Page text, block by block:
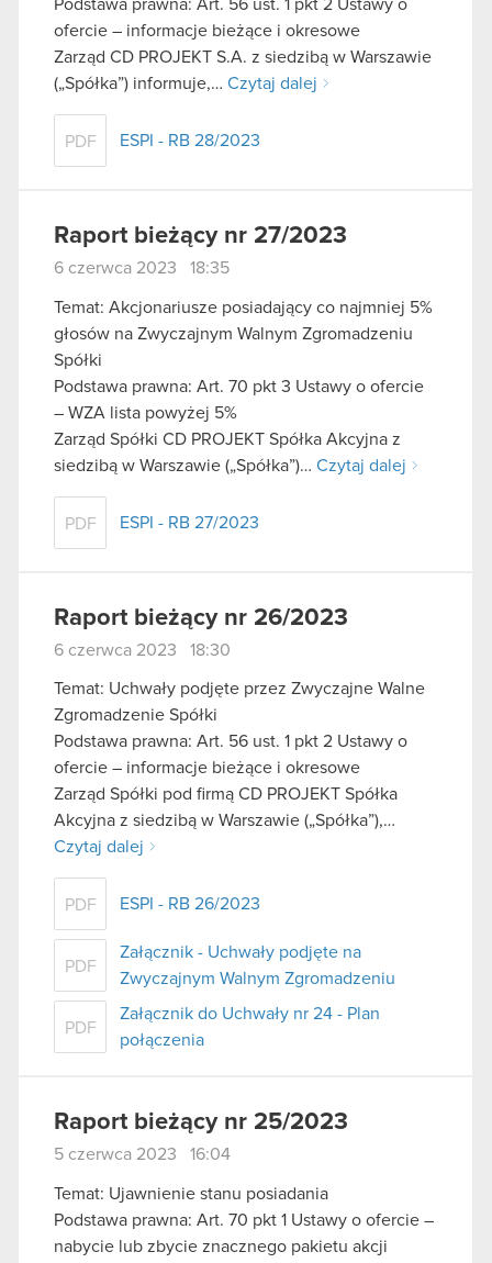
Podstawa prawna: Art. 56 ust. 1 pkt 2 Ustawy o
ofercie – informacje bieżące i okresowe
Zarząd CD PROJEKT S.A. z siedzibą w Warszawie
(„Spółka”) informuje,… Czytaj dalej
PDF ESPI - RB 28/2023
Raport bieżący nr 27/2023
6 czerwca 2023 18:35
Temat: Akcjonariusze posiadający co najmniej 5%
głosów na Zwyczajnym Walnym Zgromadzeniu
Spółki
Podstawa prawna: Art. 70 pkt 3 Ustawy o ofercie
– WZA lista powyżej 5%
Zarząd Spółki CD PROJEKT Spółka Akcyjna z
siedzibą w Warszawie („Spółka”)… Czytaj dalej
PDF ESPI - RB 27/2023
Raport bieżący nr 26/2023
6 czerwca 2023 18:30
Temat: Uchwały podjęte przez Zwyczajne Walne
Zgromadzenie Spółki
Podstawa prawna: Art. 56 ust. 1 pkt 2 Ustawy o
ofercie – informacje bieżące i okresowe
Zarząd Spółki pod firmą CD PROJEKT Spółka
Akcyjna z siedzibą w Warszawie („Spółka”),…
Czytaj dalej
PDF ESPI - RB 26/2023
PDF
Załącznik - Uchwały podjęte na
Zwyczajnym Walnym Zgromadzeniu
PDF
Załącznik do Uchwały nr 24 - Plan
połączenia
Raport bieżący nr 25/2023
5 czerwca 2023 16:04
Temat: Ujawnienie stanu posiadania
Podstawa prawna: Art. 70 pkt 1 Ustawy o ofercie –
nabycie lub zbycie znacznego pakietu akcji